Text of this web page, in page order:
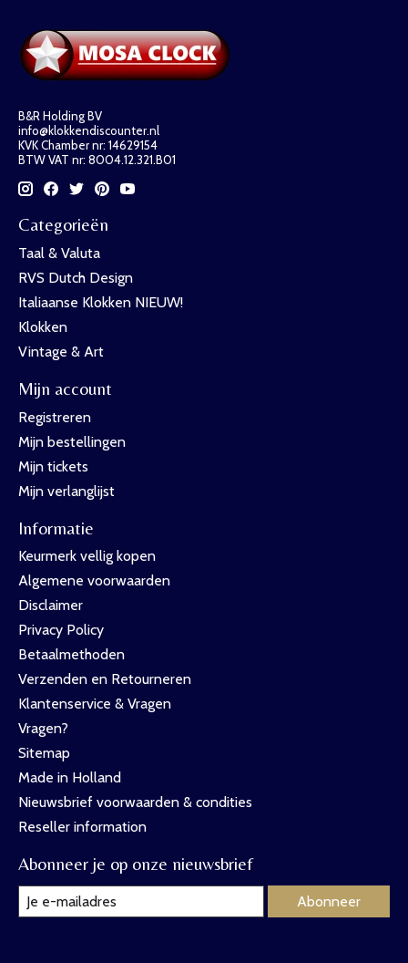
B&R Holding BV
info@klokkendiscounter.nl
KVK Chamber nr: 14629154
BTW VAT nr: 8004.12.321.B01
Categorieën
Taal & Valuta
RVS Dutch Design
Italiaanse Klokken NIEUW!
Klokken
Vintage & Art
Mijn account
Registreren
Mijn bestellingen
Mijn tickets
Mijn verlanglijst
Informatie
Keurmerk vellig kopen
Algemene voorwaarden
Disclaimer
Privacy Policy
Betaalmethoden
Verzenden en Retourneren
Klantenservice & Vragen
Vragen?
Sitemap
Made in Holland
Nieuwsbrief voorwaarden & condities
Reseller information
Abonneer je op onze nieuwsbrief
Abonneer